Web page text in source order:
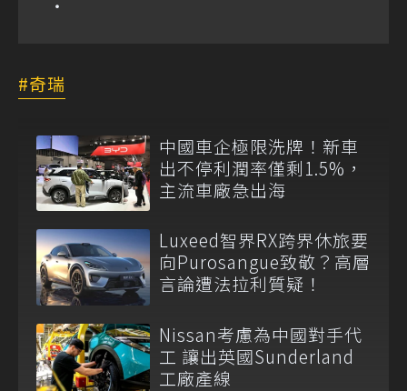
奇瑞
中國車企極限洗牌！新車
出不停利潤率僅剩1.5%，
主流車廠急出海
Luxeed智界RX跨界休旅要
向Purosangue致敬？高層
言論遭法拉利質疑！
Nissan考慮為中國對手代
工 讓出英國Sunderland
工廠產線